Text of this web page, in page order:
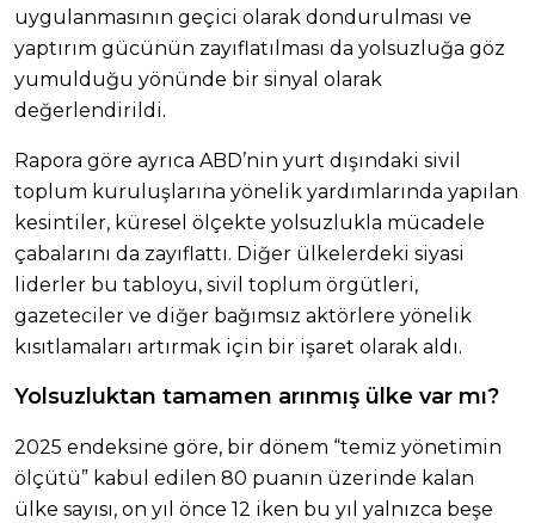
uygulanmasının geçici olarak dondurulması ve
yaptırım gücünün zayıflatılması da yolsuzluğa göz
yumulduğu yönünde bir sinyal olarak
değerlendirildi.
Rapora göre ayrıca ABD’nin yurt dışındaki sivil
toplum kuruluşlarına yönelik yardımlarında yapılan
kesintiler, küresel ölçekte yolsuzlukla mücadele
çabalarını da zayıflattı. Diğer ülkelerdeki siyasi
liderler bu tabloyu, sivil toplum örgütleri,
gazeteciler ve diğer bağımsız aktörlere yönelik
kısıtlamaları artırmak için bir işaret olarak aldı.
Yolsuzluktan tamamen arınmış ülke var mı?
2025 endeksine göre, bir dönem “temiz yönetimin
ölçütü” kabul edilen 80 puanın üzerinde kalan
ülke sayısı, on yıl önce 12 iken bu yıl yalnızca beşe